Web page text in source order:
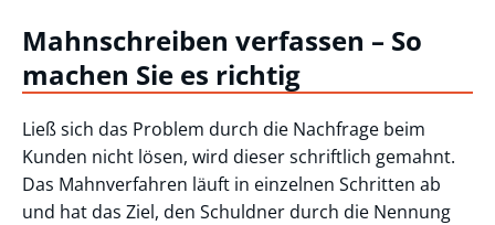
Mahnschreiben verfassen – So
machen Sie es richtig
Ließ sich das Problem durch die Nachfrage beim
Kunden nicht lösen, wird dieser schriftlich gemahnt.
Das Mahnverfahren läuft in einzelnen Schritten ab
und hat das Ziel, den Schuldner durch die Nennung